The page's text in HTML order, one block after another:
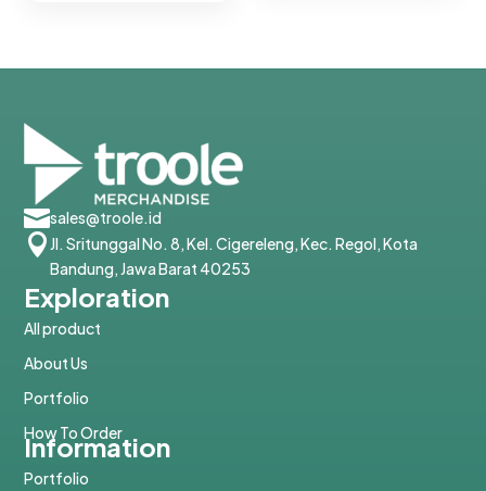
sales@troole.id
Jl. Sritunggal No. 8, Kel. Cigereleng, Kec. Regol, Kota
Bandung, Jawa Barat 40253
Exploration
All product
About Us
Portfolio
How To Order
Information
Portfolio